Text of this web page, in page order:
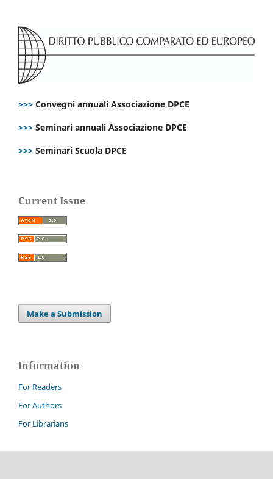
>>> Convegni annuali Associazione DPCE
>>> Seminari annuali Associazione DPCE
>>> Seminari Scuola DPCE
Current Issue
Make a Submission
Information
For Readers
For Authors
For Librarians